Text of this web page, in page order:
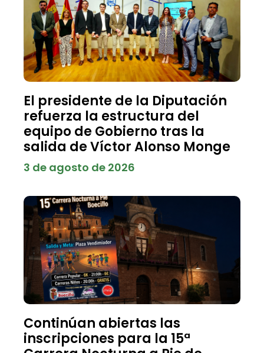
El presidente de la Diputación
refuerza la estructura del
equipo de Gobierno tras la
salida de Víctor Alonso Monge
3 de agosto de 2026
Continúan abiertas las
inscripciones para la 15ª